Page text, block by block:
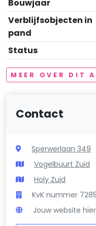
Bouwjaar
Verblijfsobjecten in
pand
Status
MEER OVER DIT
Contact
Sperwerlaan 349
Vogelbuurt Zuid
Holy Zuid
KvK nummer
Jouw website